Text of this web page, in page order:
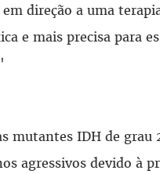
direção a uma
e mais precisa para
mutantes IDH de grau
agressivos devido à